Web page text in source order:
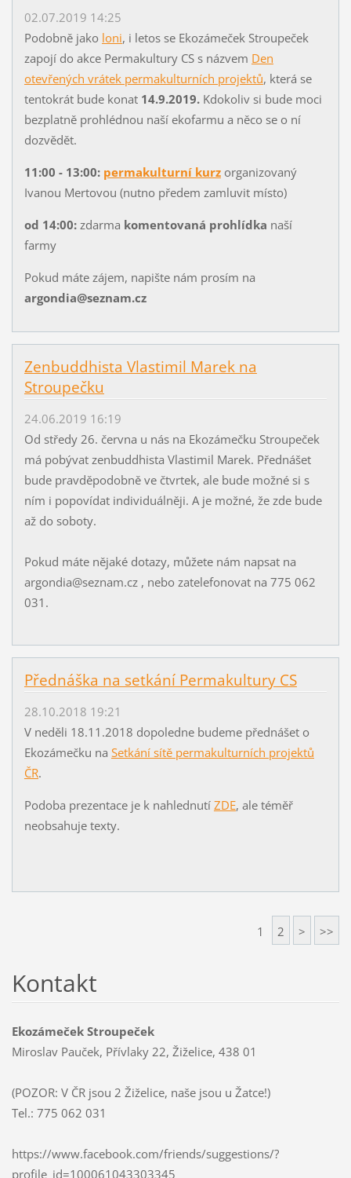
02.07.2019 14:25
Podobně jako loni, i letos se Ekozámeček Stroupeček
zapojí do akce Permakultury CS s názvem Den
otevřených vrátek permakulturních projektů, která se
tentokrát bude konat 14.9.2019.Kdokoliv si bude moci
bezplatně prohlédnou naší ekofarmu a něco se o ní
dozvědět.
11:00 - 13:00: permakulturní kurzorganizovaný
Ivanou Mertovou (nutno předem zamluvit místo)
od 14:00:zdarma komentovaná prohlídka naší
farmy
Pokud máte zájem, napište nám prosím na
argondia@seznam.cz
Zenbuddhista Vlastimil Marek na
Stroupečku
24.06.2019 16:19
Od středy 26. června u nás na Ekozámečku Stroupeček
má pobývat zenbuddhista Vlastimil Marek. Přednášet
bude pravděpodobně ve čtvrtek, ale bude možné si s
ním i popovídat individuálněji. A je možné, že zde bude
až do soboty.
Pokud máte nějaké dotazy, můžete nám napsat na
argondia@seznam.cz , nebo zatelefonovat na 775 062
031.
Přednáška na setkání Permakultury CS
28.10.2018 19:21
V neděli 18.11.2018 dopoledne budeme přednášet o
Ekozámečku na Setkání sítě permakulturních projektů
ČR.
Podoba prezentace je k nahlednutí ZDE, ale téměř
neobsahuje texty.
1 2 > >>
Kontakt
Ekozámeček Stroupeček
Miroslav Pauček, Přívlaky 22, Žiželice, 438 01
(POZOR: V ČR jsou 2 Žiželice, naše jsou u Žatce!)
Tel.: 775 062 031
https://www.facebook.com/friends/suggestions/?
profile_id=100061043303345